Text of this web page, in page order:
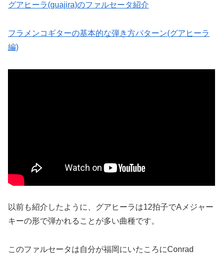
グアヒーラ(guajira)のファルセータ紹介
フラメンコギターの基本的な弾き方パターン(グアヒーラ
編)
以前も紹介したように、グアヒーラは12拍子でAメジャー
キーの形で弾かれることが多い曲種です。
このファルセータは自分が福岡にいたころにConrad